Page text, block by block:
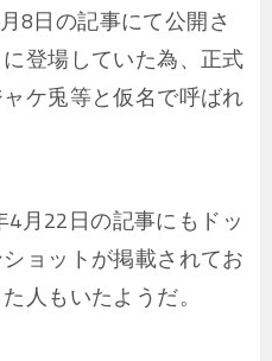
8日の記事にて公開さ
登場していた為、正式
ケ兎等と仮名で呼ばれ
月22日の記事にもドッ
ョットが掲載されてお
人もいたようだ。